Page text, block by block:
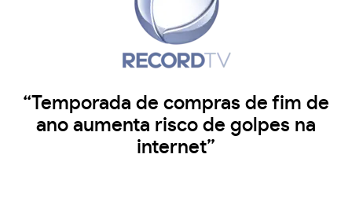
“Temporada de compras de fim de
ano aumenta risco de golpes na
internet”